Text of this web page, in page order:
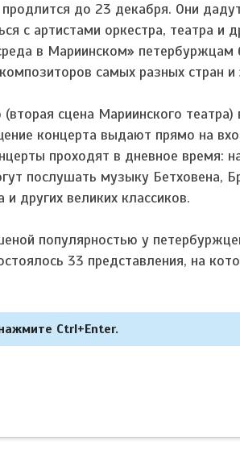
до 23 декабря. Они
с артистами оркестра, театра и
в Мариинском» петербуржцам
самых разных стран и
сцена Мариинского театра)
концерта выдают прямо на
проходят в дневное время:
послушать музыку Бетховена,
других великих классиков.
популярностью у
33 представления, на
Ctrl+Enter.